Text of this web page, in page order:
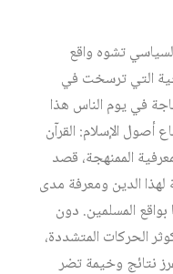
تشوه واقع
التي ترسخت في
في يوم الناس هذا
الإسلام: القرآن
الممنهجة، قصد
لهذا الدين ومعرفة مدى
المسلمين. دون
الحركات المتشددة،
نتائج وخيمة تضر